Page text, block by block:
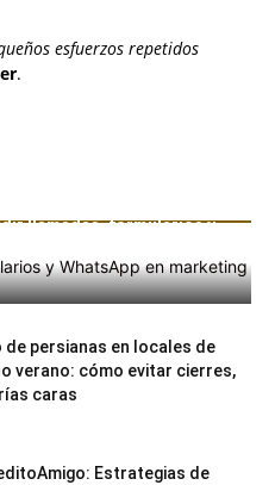
esfuerzos repetidos
.
llamadas, formularios y
de persianas en locales de
verano: cómo evitar cierres,
caras
Estrategias de